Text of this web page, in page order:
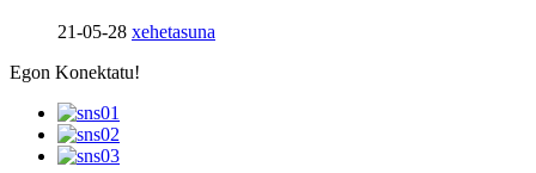
21-05-28 xehetasuna
Egon Konektatu!